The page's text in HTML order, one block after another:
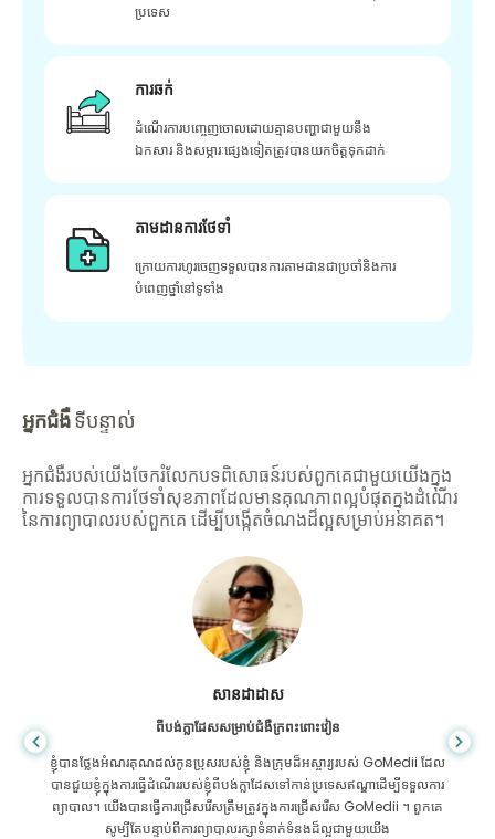
ប្រទេស
ការឆក់
ដំណើរការបញ្ចេញចោលដោយគ្មានបញ្ហាជាមួយនឹង
ឯកសារ និងសម្ភារៈផ្សេងទៀតត្រូវបានយកចិត្តទុកដាក់
តាមដានការថែទាំ
ក្រោយ​ការ​ហូរ​ចេញ​ទទួល​បាន​ការ​តាមដាន​ជា​ប្រចាំ​និង​ការ​
បំពេញ​ថ្នាំ​នៅ​ទូទាំង​
អ្នកជំងឺទីបន្ទាល់
អ្នកជំងឺរបស់យើងចែករំលែកបទពិសោធន៍របស់ពួកគេជាមួយយើងក្នុង
ការទទួលបានការថែទាំសុខភាពដែលមានគុណភាពល្អបំផុតក្នុងដំណើរ
នៃការព្យាបាលរបស់ពួកគេ ដើម្បីបង្កើតចំណងដ៏ល្អសម្រាប់អនាគត។
សានដាដាស
ពីបង់ក្លាដែសសម្រាប់ជំងឺក្រពះពោះវៀន
ខ្ញុំបានថ្លែងអំណរគុណដល់កូនប្រុសរបស់ខ្ញុំ និងក្រុមដ៏អស្ចារ្យរបស់ GoMedii ដែល
បានជួយខ្ញុំក្នុងការធ្វើដំណើររបស់ខ្ញុំពីបង់ក្លាដែសទៅកាន់ប្រទេសឥណ្ឌាដើម្បីទទួលការ
ព្យាបាល។ យើងបានធ្វើការជ្រើសរើសត្រឹមត្រូវក្នុងការជ្រើសរើស GoMedii ។ ពួកគេ
សូម្បីតែបន្ទាប់ពីការព្យាបាលរក្សាទំនាក់ទំនងដ៏ល្អជាមួយយើង